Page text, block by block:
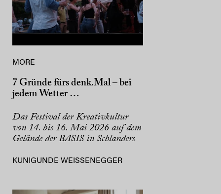
MORE
7 Gründe fürs denk.Mal – bei
jedem Wetter …
Das Festival der Kreativkultur
von 14. bis 16. Mai 2026 auf dem
Gelände der BASIS in Schlanders
KUNIGUNDE WEISSENEGGER